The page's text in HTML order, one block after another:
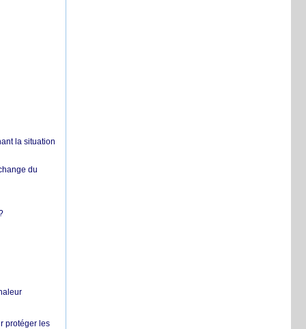
la situation
du
protéger les